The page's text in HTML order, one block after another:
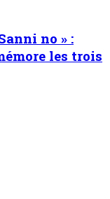
no » :
les trois